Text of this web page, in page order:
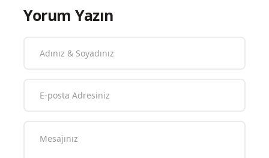
Yorum Yazın